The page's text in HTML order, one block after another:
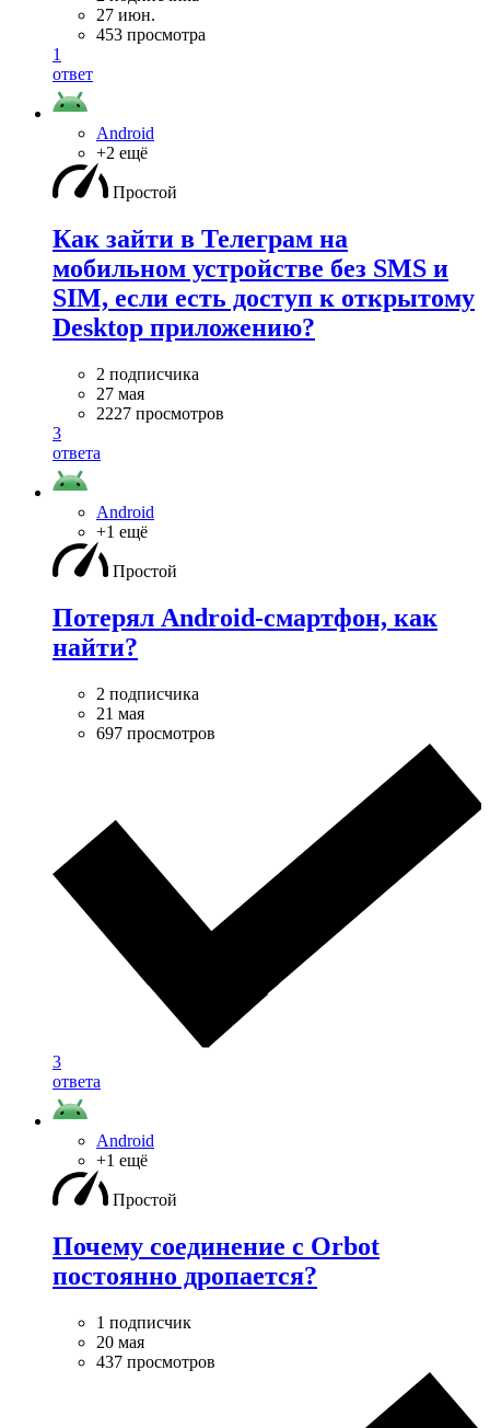
27 июн.
453 просмотра
1
ответ
Android
+2 ещё
Простой
Как зайти в Телеграм на
мобильном устройстве без SMS и
SIM, если есть доступ к открытому
Desktop приложению?
2 подписчика
27 мая
2227 просмотров
3
ответа
Android
+1 ещё
Простой
Потерял Android-смартфон, как
найти?
2 подписчика
21 мая
697 просмотров
3
ответа
Android
+1 ещё
Простой
Почему соединение с Orbot
постоянно дропается?
1 подписчик
20 мая
437 просмотров